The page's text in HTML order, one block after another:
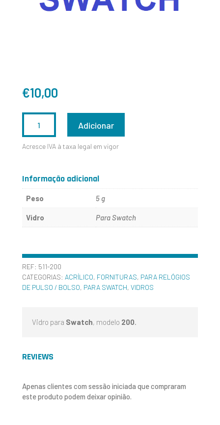
€10,00
DE
200
Adicionar
Acresce IVA à taxa legal em vigor
Informação adicional
Peso 5 g
Vidro Para Swatch
REF: 511-200
CATEGORIAS: ACRÍLICO, FORNITURAS, PARA RELÓGIOS
DE PULSO / BOLSO, PARA SWATCH, VIDROS
Vidro para Swatch, modelo 200.
REVIEWS
Apenas clientes com sessão iniciada que compraram
este produto podem deixar opinião.